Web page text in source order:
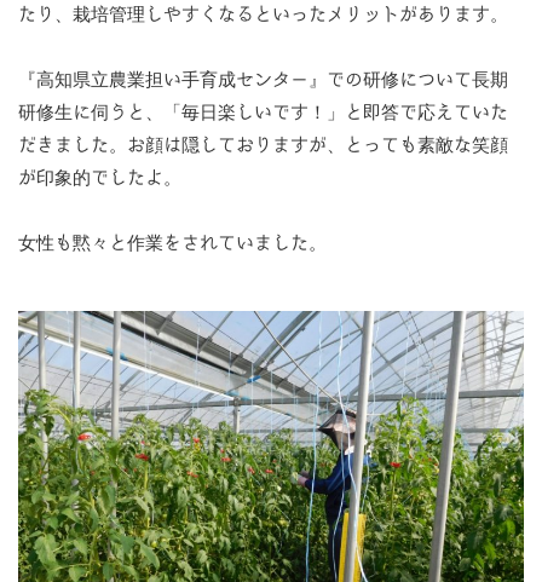
たり、栽培管理しやすくなるといったメリットがあります。
『高知県立農業担い手育成センター』での研修について長期
研修生に伺うと、「毎日楽しいです！」と即答で応えていた
だきました。お顔は隠しておりますが、とっても素敵な笑顔
が印象的でしたよ。
女性も黙々と作業をされていました。